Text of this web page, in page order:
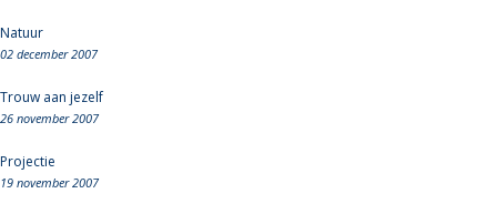
Natuur
02 december 2007
Trouw aan jezelf
26 november 2007
Projectie
19 november 2007